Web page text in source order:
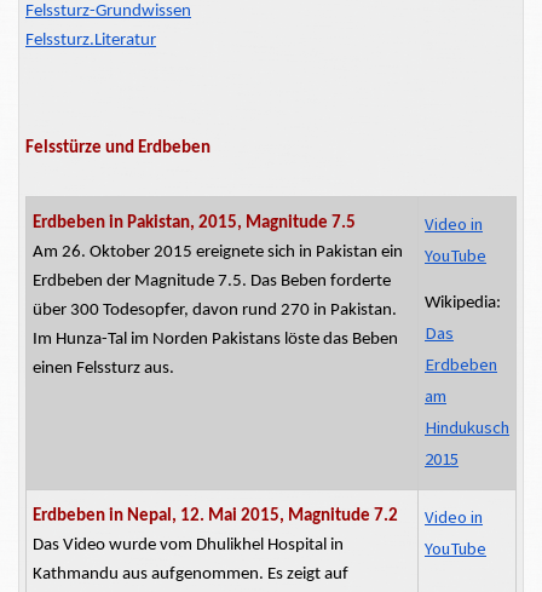
Felssturz-Grundwissen
Felssturz.Literatur
Felsstürze und Erdbeben
Erdbeben in Pakistan, 2015, Magnitude 7.5
Am 26. Oktober 2015 ereignete sich in Pakistan ein
Erdbeben der Magnitude 7.5. Das Beben forderte
über 300 Todesopfer, davon rund 270 in Pakistan.
Im Hunza-Tal im Norden Pakistans löste das Beben
einen Felssturz aus.
Video in
YouTube
Wikipedia:
Das
Erdbeben
am
Hindukusch
2015
Erdbeben in Nepal, 12. Mai 2015, Magnitude 7.2
Das Video wurde vom Dhulikhel Hospital in
Kathmandu aus aufgenommen. Es zeigt auf
Video in
YouTube